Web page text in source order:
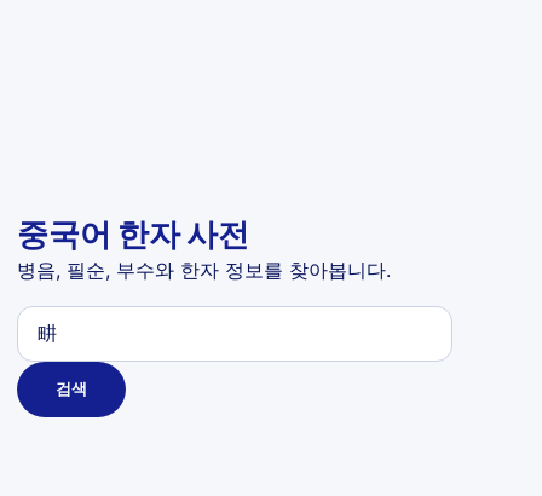
중국어 한자 사전
병음, 필순, 부수와 한자 정보를 찾아봅니다.
검색